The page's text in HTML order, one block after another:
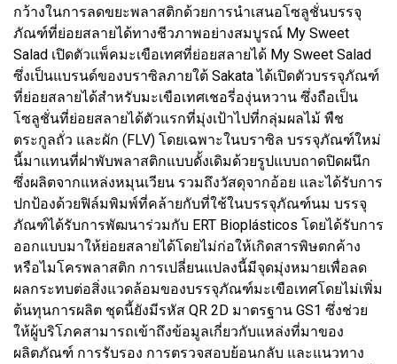
กว้างในการลดขยะพลาสติกด้วยการนำเสนอโซลูชั่นบรรจุ
ภัณฑ์ที่ย่อยสลายได้ทางชีวภาพอย่างสมบูรณ์ My Sweet
Salad เปิดตัวแพ็คมะเขือเทศที่ย่อยสลายได้ My Sweet Salad
ซึ่งเป็นแบรนด์ของบราซิลภายใต้ Sakata ได้เปิดตัวบรรจุภัณฑ์
ที่ย่อยสลายได้สำหรับมะเขือเทศเชอรี่องุ่นหวาน ซึ่งถือเป็น
โซลูชั่นที่ย่อยสลายได้ตัวแรกที่มุ่งเป้าไปที่กลุ่มผลไม้ พืช
ตระกูลถั่ว และผัก (FLV) โดยเฉพาะในบราซิล บรรจุภัณฑ์ใหม่
นี้มาแทนที่ฝาพับพลาสติกแบบดั้งเดิมด้วยรูปแบบถาดปิดผนึก
ซึ่งผลิตจากแหล่งหมุนเวียน รวมถึงวัสดุจากอ้อย และได้รับการ
ปกป้องด้วยฟิล์มพิมพ์ที่คล้ายกับที่ใช้ในบรรจุภัณฑ์นม บรรจุ
ภัณฑ์ได้รับการพัฒนาร่วมกับ ERT Bioplásticos โดยได้รับการ
ออกแบบมาให้ย่อยสลายได้โดยไม่ก่อให้เกิดสารพิษตกค้าง
หรือไมโครพลาสติก การเปลี่ยนแปลงนี้มีจุดมุ่งหมายเพื่อลด
ผลกระทบต่อสิ่งแวดล้อมของบรรจุภัณฑ์มะเขือเทศโดยไม่เพิ่ม
ต้นทุนการผลิต ชุดนี้ยังมีรหัส QR 2D มาตรฐาน GS1 ซึ่งช่วย
ให้ผู้บริโภคสามารถเข้าถึงข้อมูลเกี่ยวกับแหล่งที่มาของ
ผลิตภัณฑ์ การรับรอง การตรวจสอบย้อนกลับ และแนวทาง